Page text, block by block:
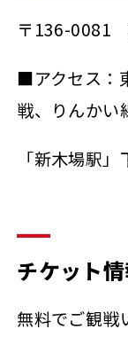
〒136-0081
■アクセス：
戦、りんかい
「新木場駅
チケット
無料でご観戦